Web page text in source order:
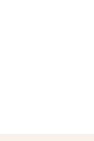
LinkedIn